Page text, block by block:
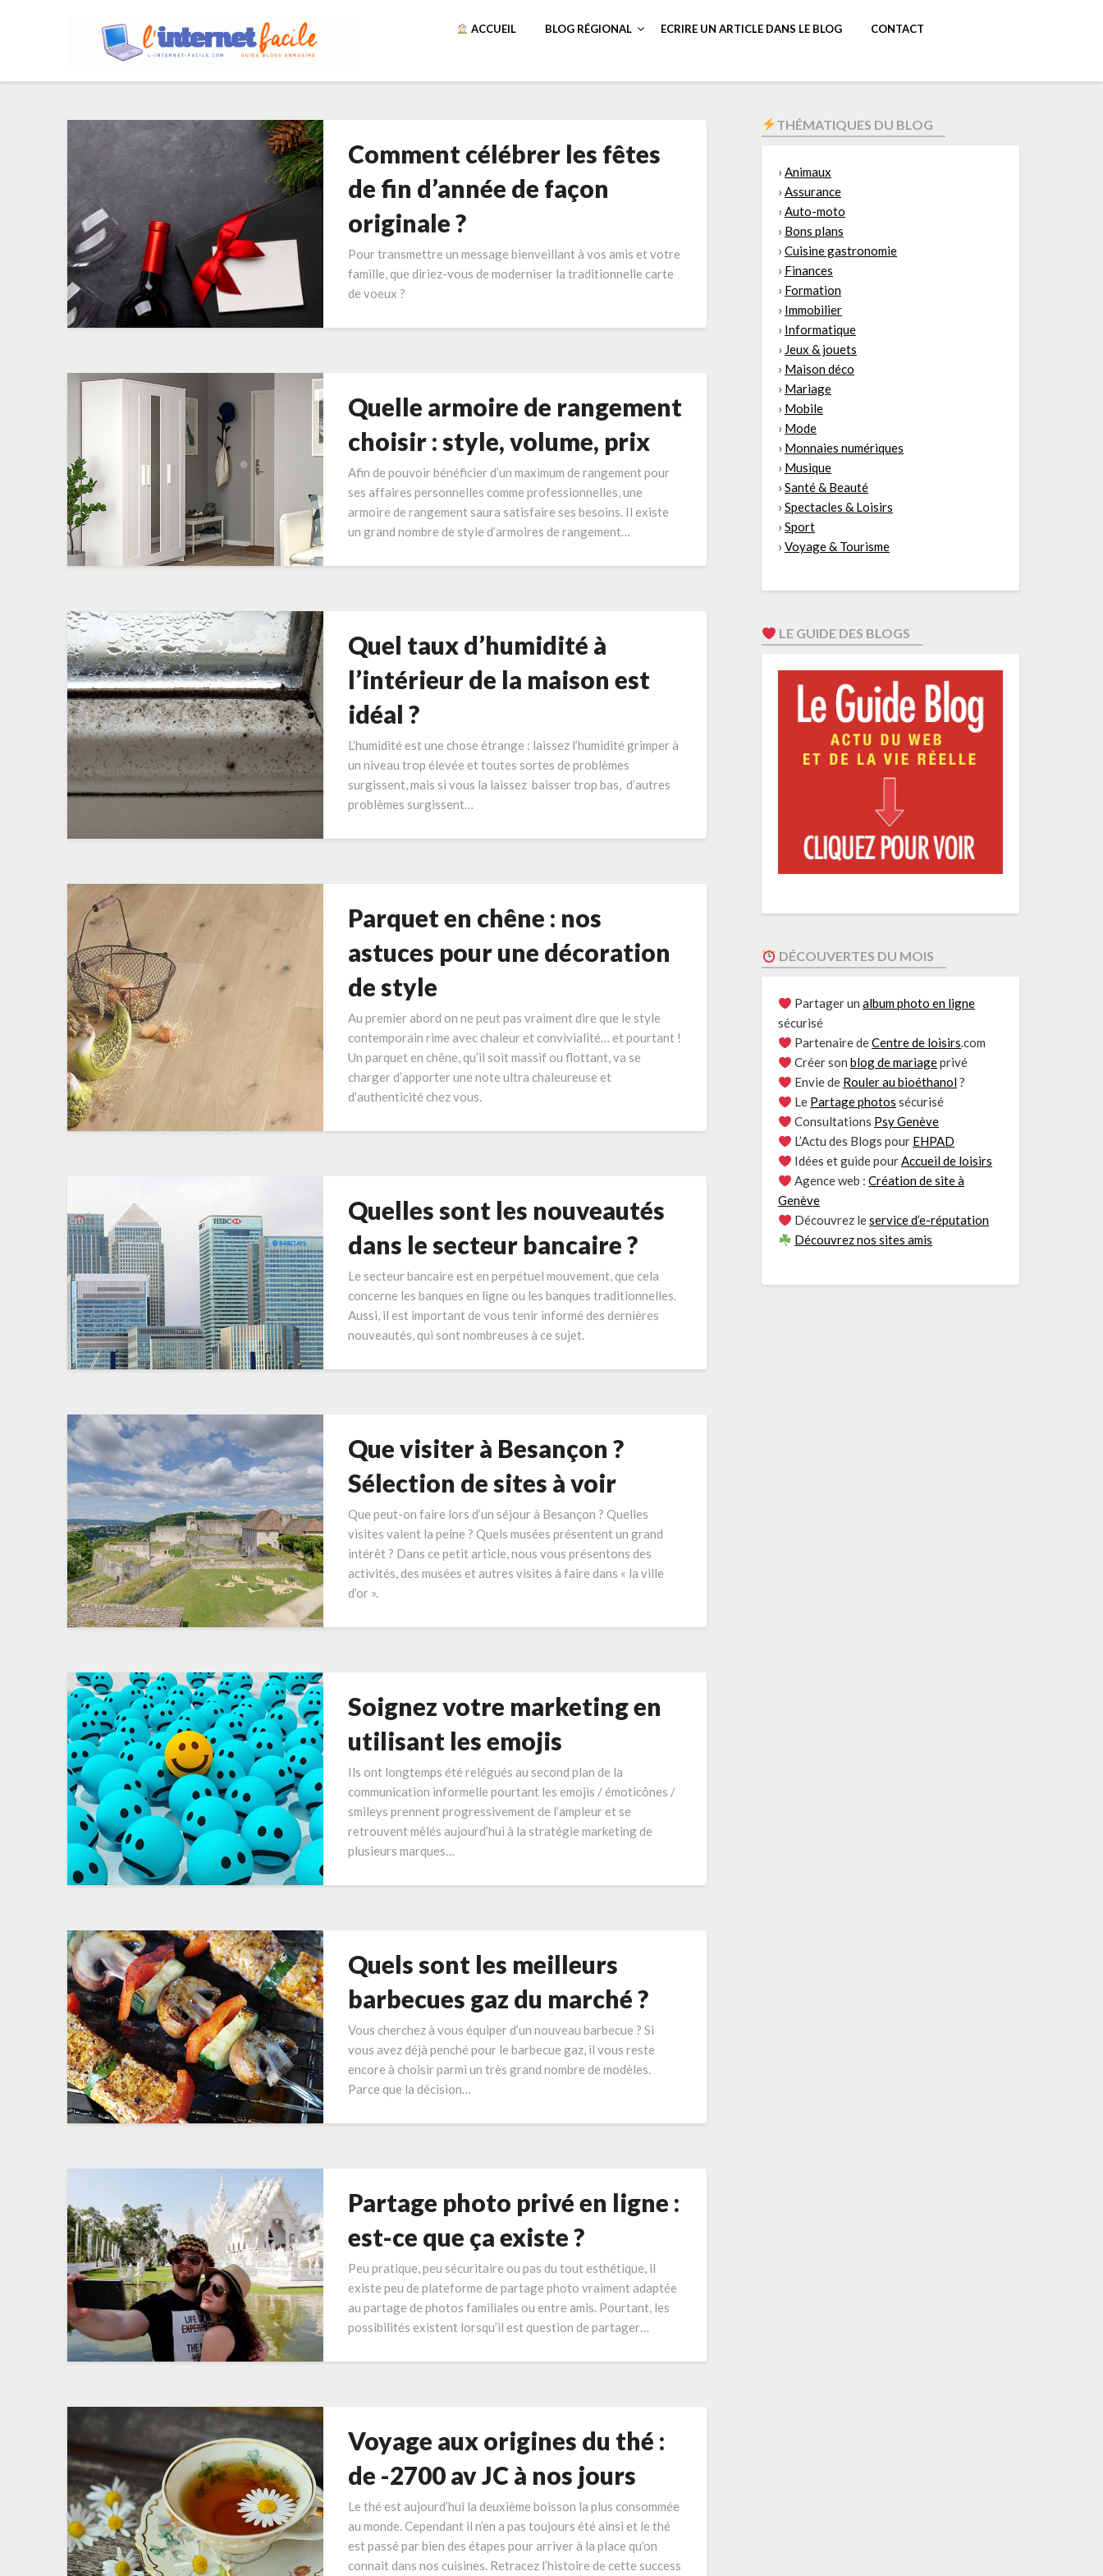
ACCUEIL BLOG RÉGIONAL ECRIRE UN ARTICLE DANS LE BLOG CONTACT
Comment célébrer les fêtes
de fin d’année de façon
originale ?
Pour transmettre un message bienveillant à vos amis et votre
famille, que diriez-vous de moderniser la traditionnelle carte
de voeux ?
Quelle armoire de rangement
choisir : style, volume, prix
Afin de pouvoir bénéficier d’un maximum de rangement pour
ses affaires personnelles comme professionnelles, une
armoire de rangement saura satisfaire ses besoins. Il existe
un grand nombre de style d’armoires de rangement…
Quel taux d’humidité à
l’intérieur de la maison est
idéal ?
L’humidité est une chose étrange : laissez l’humidité grimper à
un niveau trop élevée et toutes sortes de problèmes
surgissent, mais si vous la laissez baisser trop bas, d’autres
problèmes surgissent…
Parquet en chêne : nos
astuces pour une décoration
de style
Au premier abord on ne peut pas vraiment dire que le style
contemporain rime avec chaleur et convivialité… et pourtant !
Un parquet en chêne, qu’il soit massif ou flottant, va se
charger d’apporter une note ultra chaleureuse et
d’authenticité chez vous.
Quelles sont les nouveautés
dans le secteur bancaire ?
Le secteur bancaire est en perpétuel mouvement, que cela
concerne les banques en ligne ou les banques traditionnelles.
Aussi, il est important de vous tenir informé des dernières
nouveautés, qui sont nombreuses à ce sujet.
Que visiter à Besançon ?
Sélection de sites à voir
Que peut-on faire lors d’un séjour à Besançon ? Quelles
visites valent la peine ? Quels musées présentent un grand
intérêt ? Dans ce petit article, nous vous présentons des
activités, des musées et autres visites à faire dans « la ville
d’or ».
Soignez votre marketing en
utilisant les emojis
Ils ont longtemps été relégués au second plan de la
communication informelle pourtant les emojis / émoticônes /
smileys prennent progressivement de l’ampleur et se
retrouvent mêlés aujourd’hui à la stratégie marketing de
plusieurs marques…
Quels sont les meilleurs
barbecues gaz du marché ?
Vous cherchez à vous équiper d’un nouveau barbecue ? Si
vous avez déjà penché pour le barbecue gaz, il vous reste
encore à choisir parmi un très grand nombre de modèles.
Parce que la décision…
Partage photo privé en ligne :
est-ce que ça existe ?
Peu pratique, peu sécuritaire ou pas du tout esthétique, il
existe peu de plateforme de partage photo vraiment adaptée
au partage de photos familiales ou entre amis. Pourtant, les
possibilités existent lorsqu’il est question de partager…
Voyage aux origines du thé :
de -2700 av JC à nos jours
Le thé est aujourd’hui la deuxième boisson la plus consommée
au monde. Cependant il n’en a pas toujours été ainsi et le thé
est passé par bien des étapes pour arriver à la place qu’on
connait dans nos cuisines. Retracez l’histoire de cette success
THÉMATIQUES DU BLOG
› Animaux
› Assurance
› Auto-moto
› Bons plans
› Cuisine gastronomie
› Finances
› Formation
› Immobilier
› Informatique
› Jeux & jouets
› Maison déco
› Mariage
› Mobile
› Mode
› Monnaies numériques
› Musique
› Santé & Beauté
› Spectacles & Loisirs
› Sport
› Voyage & Tourisme
LE GUIDE DES BLOGS
DÉCOUVERTES DU MOIS
Partager unalbum photo en ligne
sécurisé
Partenaire deCentre de loisirs.com
Créer sonblog de mariageprivé
Envie de Rouler au bioéthanol?
Le Partage photos sécurisé
Consultations Psy Genève
L’Actu des Blogs pour EHPAD
Idées et guide pourAccueil de loisirs
Agence web :Création de site à
Genève
Découvrez leservice d’e-réputation
Découvrez nos sites amis